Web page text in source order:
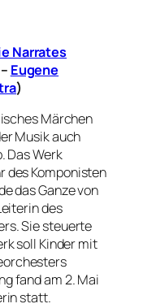
Narrates
– Eugene
)
Märchen
Musik auch
Das Werk
des Komponisten
das Ganze von
des
Sie steuerte
soll Kinder mit
fand am 2. Mai
statt.